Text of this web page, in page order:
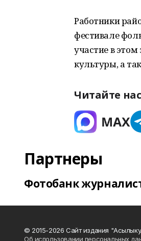
Работники
фестивале
участие в
культуры, а
Читайте нас
Партнеры
Фотобанк
© 2015-2026 Сайт издания
Об использовании персональных